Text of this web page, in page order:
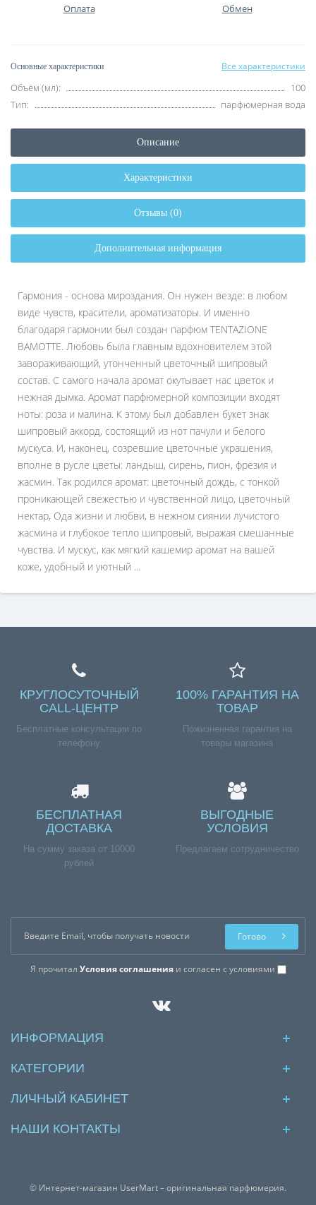
Оплата Обмен
Основные характеристики Все характеристики
Объём (мл):
100
Тип:
парфюмерная вода
Описание
Характеристики
Отзывы (0)
Дополнительная информация
Гармония - основа мироздания. Он нужен везде: в любом
виде чувств, красители, ароматизаторы. И именно
благодаря гармонии был создан парфюм TENTAZIONE
BAMOTTE. Любовь была главным вдохновителем этой
завораживающий, утонченный цветочный шипровый
состав. С самого начала аромат окутывает нас цветок и
нежная дымка. Аромат парфюмерной композиции входят
ноты: роза и малина. К этому был добавлен букет знак
шипровый аккорд, состоящий из нот пачули и белого
мускуса. И, наконец, созревшие цветочные украшения,
вполне в русле цветы: ландыш, сирень, пион, фрезия и
жасмин. Так родился аромат: цветочный дождь, с тонкой
проникающей свежестью и чувственной лицо, цветочный
нектар, Ода жизни и любви, в нежном сиянии лучистого
жасмина и глубокое тепло шипровый, выражая смешанные
чувства. И мускус, как мягкий кашемир аромат на вашей
коже, удобный и уютный ...
КРУГЛОСУТОЧНЫЙ
CALL-ЦЕНТР
Бесплатные консультации по
телефону
100% ГАРАНТИЯ НА
ТОВАР
Пожизненная гарантия на
товары магазина
БЕСПЛАТНАЯ
ДОСТАВКА
На сумму заказа от 10000
рублей
ВЫГОДНЫЕ
УСЛОВИЯ
Предлагаем сотрудничество
Я прочитал Условия соглашенияи согласен с условиями
Готово
ИНФОРМАЦИЯ
КАТЕГОРИИ
ЛИЧНЫЙ КАБИНЕТ
НАШИ КОНТАКТЫ
© Интернет-магазин UserMart – оригинальная парфюмерия.